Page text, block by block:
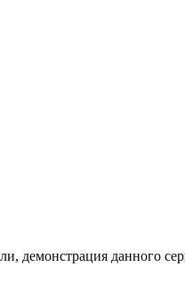
де­мон­ст­ра­ция дан­но­го